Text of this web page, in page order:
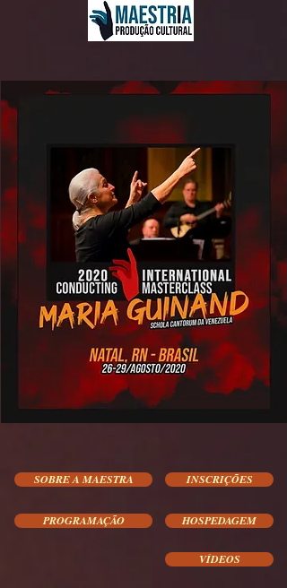
SOBRE A MAESTRA INSCRIÇÕES
PROGRAMAÇÃO HOSPEDAGEM
VÍDEOS